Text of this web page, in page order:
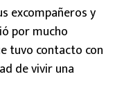
excompañeros y
por mucho
tuvo contacto con
de vivir una